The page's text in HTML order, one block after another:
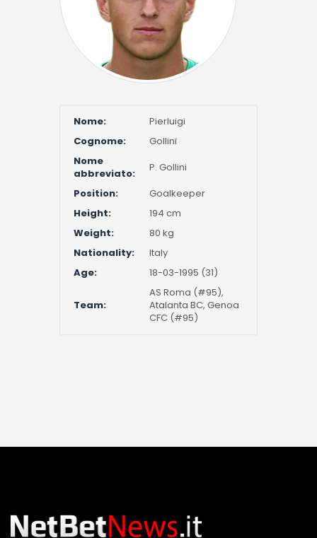
Nome:
Pierluigi
Cognome:
Gollini
Nome
abbreviato:
P. Gollini
Position:
Goalkeeper
Height:
194 cm
Weight:
80 kg
Nationality:
Italy
Age:
18-03-1995 (31)
Team:
AS Roma (#95),
Atalanta BC, Genoa
CFC (#95)